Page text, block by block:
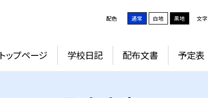
配色 通常 白地 黒地 文字
トップページ 学校日記 配布文書 予定表